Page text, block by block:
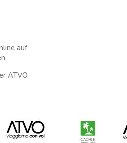
auf
ATVO.